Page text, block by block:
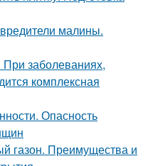
малины.
заболеваниях,
комплексная
Опасность
газон. Преимущества и